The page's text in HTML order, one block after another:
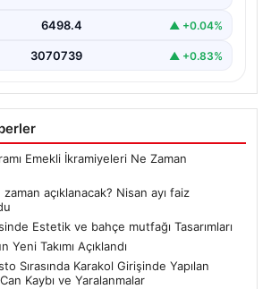
6498.4 ▲ +0.04%
3070739 ▲ +0.83%
Emekli İkramiyeleri Ne Zaman
açıklanacak? Nisan ayı faiz
Estetik ve bahçe mutfağı Tasarımları
Yeni Takımı Açıklandı
Sırasında Karakol Girişinde Yapılan
Can Kaybı ve Yaralanmalar